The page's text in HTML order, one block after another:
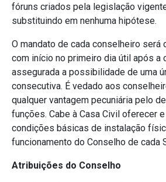
fóruns criados pela legislação
substituindo em nenhuma hipótese.
O mandato de cada conselheiro será
com início no primeiro dia útil após a
assegurada a possibilidade de uma
consecutiva. É vedado aos
qualquer vantagem pecuniária pelo
funções. Cabe à Casa Civil oferecer
condições básicas de instalação
funcionamento do Conselho de cada
Atribuições do Conselho